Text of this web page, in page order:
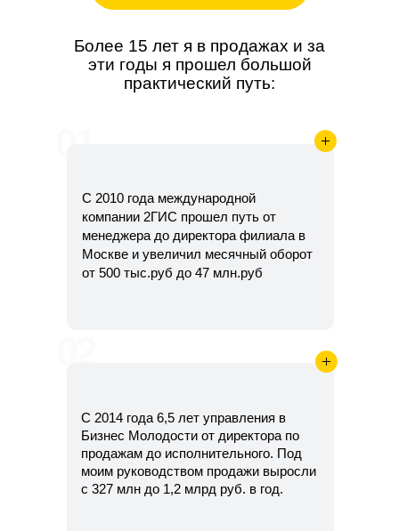
Более 15 лет я в продажах и за
эти годы я прошел большой
практический путь:
С 2014 года 6,5 лет управления в
Бизнес Молодости от директора по
продажам до исполнительного. Под
моим руководством продажи выросли
с 327 млн до 1,2 млрд руб. в год.
С 2010 года международной
компании 2ГИС прошел путь от
менеджера до директора филиала в
Москве и увеличил месячный оборот
от 500 тыс.руб до 47 млн.руб